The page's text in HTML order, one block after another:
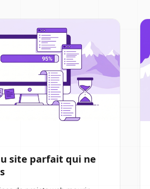
site parfait qui ne